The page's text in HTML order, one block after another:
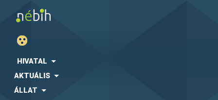
HIVATAL
AKTUÁLIS
ÁLLAT